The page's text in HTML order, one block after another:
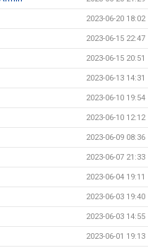
2023-06-20 18:02
2023-06-15 22:47
2023-06-15 20:51
2023-06-13 14:31
2023-06-10 19:54
2023-06-10 12:12
2023-06-09 08:36
2023-06-07 21:33
2023-06-04 19:11
2023-06-03 19:40
2023-06-03 14:55
2023-06-01 19:13